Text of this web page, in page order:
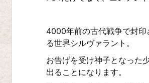
E
M
A
S
4000年前の古代戦争で封
る世界シルヴァラント。
お告げを受け神子となった
出ることになります。